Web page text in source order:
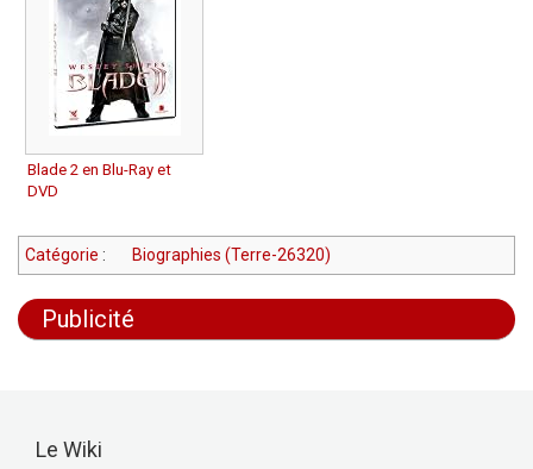
Blade 2 en Blu-Ray et
DVD
Catégorie : Biographies (Terre-26320)
Publicité
Le Wiki